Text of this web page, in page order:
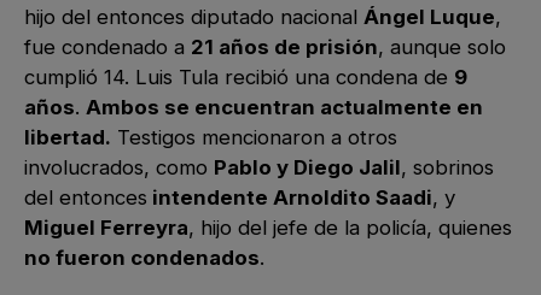
hijo del entonces diputado nacional Ángel Luque,
fue condenado a 21 años de prisión, aunque solo
cumplió 14. Luis Tula recibió una condena de 9
años. Ambos se encuentran actualmente en
libertad. Testigos mencionaron a otros
involucrados, como Pablo y Diego Jalil, sobrinos
del entonces intendente Arnoldito Saadi, y
Miguel Ferreyra, hijo del jefe de la policía, quienes
no fueron condenados.